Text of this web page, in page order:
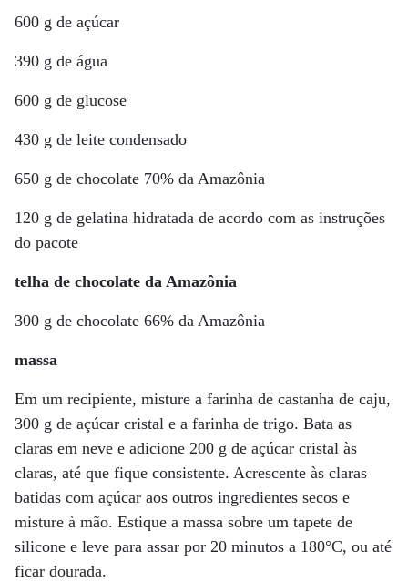
600 g de açúcar
390 g de água
600 g de glucose
430 g de leite condensado
650 g de chocolate 70% da Amazônia
120 g de gelatina hidratada de acordo com as instruções
do pacote
telha de chocolate da Amazônia
300 g de chocolate 66% da Amazônia
massa
Em um recipiente, misture a farinha de castanha de caju,
300 g de açúcar cristal e a farinha de trigo. Bata as
claras em neve e adicione 200 g de açúcar cristal às
claras, até que fique consistente. Acrescente às claras
batidas com açúcar aos outros ingredientes secos e
misture à mão. Estique a massa sobre um tapete de
silicone e leve para assar por 20 minutos a 180°C, ou até
ficar dourada.